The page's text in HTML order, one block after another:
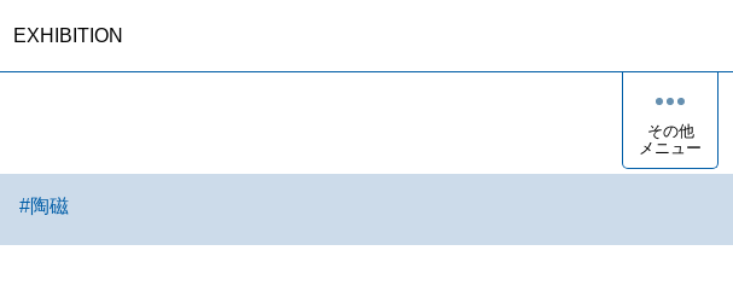
EXHIBITION
その他
メニュー
#陶磁